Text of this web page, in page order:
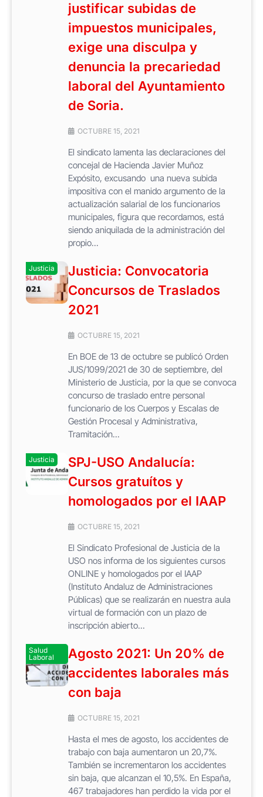
justificar subidas de
impuestos municipales,
exige una disculpa y
denuncia la precariedad
laboral del Ayuntamiento
de Soria.
OCTUBRE 15, 2021
El sindicato lamenta las declaraciones del
concejal de Hacienda Javier Muñoz
Expósito, excusando una nueva subida
impositiva con el manido argumento de la
actualización salarial de los funcionarios
municipales, figura que recordamos, está
siendo aniquilada de la administración del
propio...
Justicia
Justicia: Convocatoria
Concursos de Traslados
2021
OCTUBRE 15, 2021
En BOE de 13 de octubre se publicó Orden
JUS/1099/2021 de 30 de septiembre, del
Ministerio de Justicia, por la que se convoca
concurso de traslado entre personal
funcionario de los Cuerpos y Escalas de
Gestión Procesal y Administrativa,
Tramitación...
Justicia
SPJ-USO Andalucía:
Cursos gratuítos y
homologados por el IAAP
OCTUBRE 15, 2021
El Sindicato Profesional de Justicia de la
USO nos informa de los siguientes cursos
ONLINE y homologados por el IAAP
(Instituto Andaluz de Administraciones
Públicas) que se realizarán en nuestra aula
virtual de formación con un plazo de
inscripción abierto...
Salud
Laboral
Agosto 2021: Un 20% de
accidentes laborales más
con baja
OCTUBRE 15, 2021
Hasta el mes de agosto, los accidentes de
trabajo con baja aumentaron un 20,7%.
También se incrementaron los accidentes
sin baja, que alcanzan el 10,5%. En España,
467 trabajadores han perdido la vida por el